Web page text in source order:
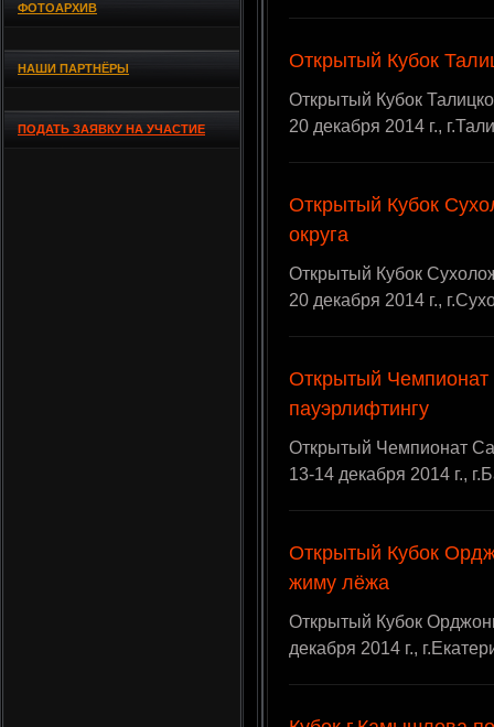
ФОТОАРХИВ
НАШИ ПАРТНЁРЫ
ПОДАТЬ ЗАЯВКУ НА УЧАСТИЕ
Открытый Кубок
Открытый Кубок
20 декабря 2014 г.,
Открытый Кубок
округа
Открытый Кубок
20 декабря 2014 г.,
Открытый Чемпионат
пауэрлифтингу
Открытый Чемпионат
13-14 декабря 2014 г.,
Открытый Кубок
жиму лёжа
Открытый Кубок
декабря 2014 г.,